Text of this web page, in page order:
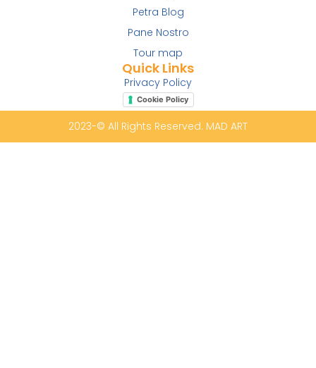
Petra Blog
Pane Nostro
Tour map
Quick Links
Privacy Policy
Cookie Policy
2023-© All Rights Reserved. MAD ART